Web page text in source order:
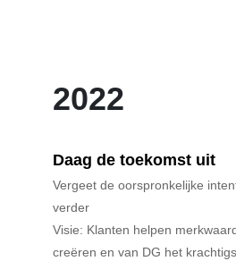
2022
Daag de toekomst uit
Vergeet de oorspronkelijke
verder
Visie: Klanten helpen
creëren en van DG het